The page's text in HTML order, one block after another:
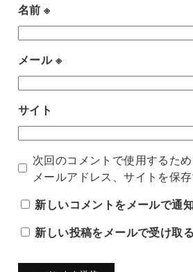
名前※
メール※
サイト
次回のコメントで使用するた
メールアドレス、サイトを保存
新しいコメントをメールで通
新しい投稿をメールで受け取る